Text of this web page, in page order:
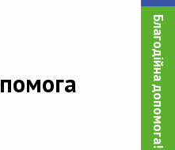
Благодійна допомога!